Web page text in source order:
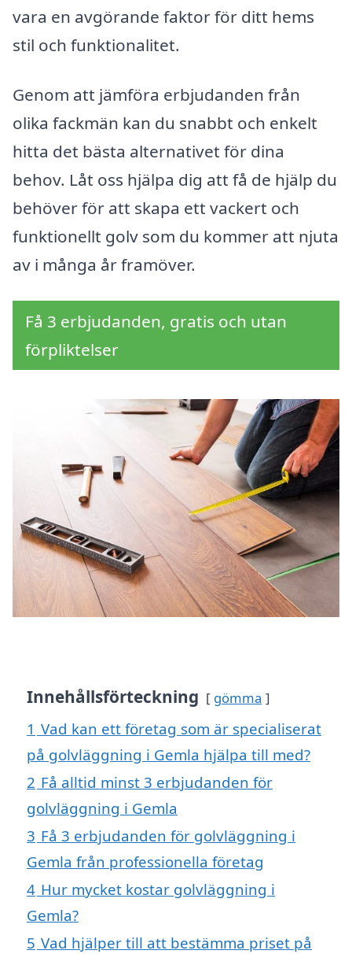
vara en avgörande faktor för ditt hems
stil och funktionalitet.
Genom att jämföra erbjudanden från
olika fackmän kan du snabbt och enkelt
hitta det bästa alternativet för dina
behov. Låt oss hjälpa dig att få de hjälp du
behöver för att skapa ett vackert och
funktionellt golv som du kommer att njuta
av i många år framöver.
Få 3 erbjudanden, gratis och utan
förpliktelser
Innehållsförteckning gömma
1 Vad kan ett företag som är specialiserat
på golvläggning i Gemla hjälpa till med?
2 Få alltid minst 3 erbjudanden för
golvläggning i Gemla
3 Få 3 erbjudanden för golvläggning i
Gemla från professionella företag
4 Hur mycket kostar golvläggning i
Gemla?
5 Vad hjälper till att bestämma priset på